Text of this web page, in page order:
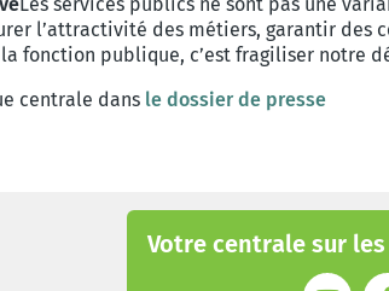
Les services publics ne sont pas une
l’attractivité des métiers, garantir des
fonction publique, c’est fragiliser notre
centrale dans le dossier de presse
Votre centrale sur